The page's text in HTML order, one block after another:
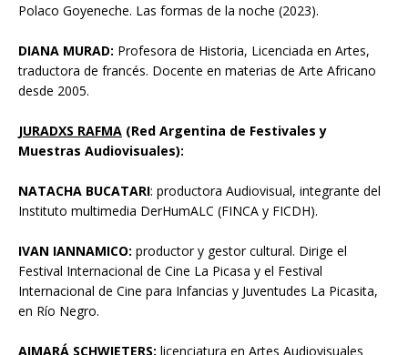
Polaco Goyeneche. Las formas de la noche (2023).
DIANA MURAD: Profesora de Historia, Licenciada en Artes,
traductora de francés. Docente en materias de Arte Africano
desde 2005.
JURADXS RAFMA (Red Argentina de Festivales y
Muestras Audiovisuales):
NATACHA BUCATARI: productora Audiovisual, integrante del
Instituto multimedia DerHumALC (FINCA y FICDH).
IVAN IANNAMICO: productor y gestor cultural. Dirige el
Festival Internacional de Cine La Picasa y el Festival
Internacional de Cine para Infancias y Juventudes La Picasita,
en Río Negro.
AIMARÁ SCHWIETERS: licenciatura en Artes Audiovisuales